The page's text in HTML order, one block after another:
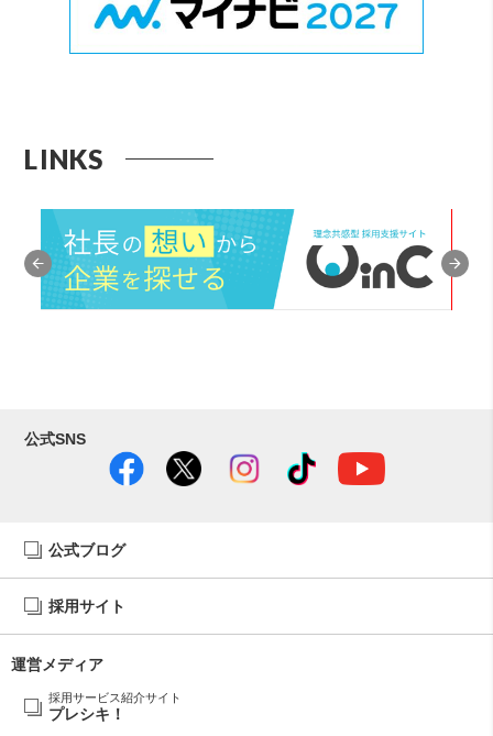
LINKS
公式SNS
公式ブログ
採用サイト
運営メディア
採用サービス紹介サイト
プレシキ！